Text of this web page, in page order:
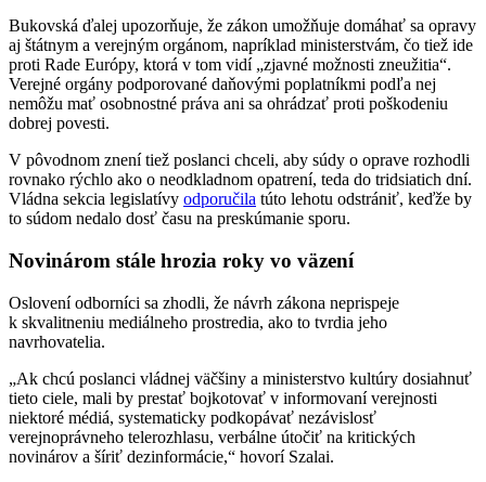
Bukovská ďalej upozorňuje, že zákon umožňuje domáhať sa opravy
aj štátnym a verejným orgánom, napríklad ministerstvám, čo tiež ide
proti Rade Európy, ktorá v tom vidí „zjavné možnosti zneužitia“.
Verejné orgány podporované daňovými poplatníkmi podľa nej
nemôžu mať osobnostné práva ani sa ohrádzať proti poškodeniu
dobrej povesti.
V pôvodnom znení tiež poslanci chceli, aby súdy o oprave rozhodli
rovnako rýchlo ako o neodkladnom opatrení, teda do tridsiatich dní.
Vládna sekcia legislatívy odporučila túto lehotu odstrániť, keďže by
to súdom nedalo dosť času na preskúmanie sporu.
Novinárom stále hrozia roky vo väzení
Oslovení odborníci sa zhodli, že návrh zákona neprispeje
k skvalitneniu mediálneho prostredia, ako to tvrdia jeho
navrhovatelia.
„Ak chcú poslanci vládnej väčšiny a ministerstvo kultúry dosiahnuť
tieto ciele, mali by prestať bojkotovať v informovaní verejnosti
niektoré médiá, systematicky podkopávať nezávislosť
verejnoprávneho telerozhlasu, verbálne útočiť na kritických
novinárov a šíriť dezinformácie,“ hovorí Szalai.